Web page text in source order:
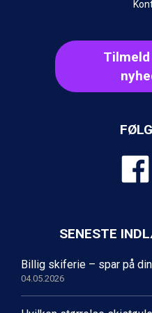
Cervinia fra DKK
Saalbach fra DKK
Champoluc fra DKK
Ischgl fra DKK 7.095
St. Anton fra DKK 7.245
Zell am See fra DKK
Sauze dOulx fra DKK
Bad Gastein fra DKK
Arabba fra DKK 7.045
La Thuile fra DKK
SENESTE
Billig skiferie – spar på
04.05.2026